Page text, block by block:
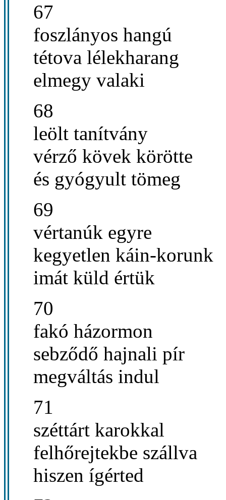
67
foszlányos hangú
tétova lélekharang
elmegy valaki
68
leölt tanítvány
vérző kövek körötte
és gyógyult tömeg
69
vértanúk egyre
kegyetlen káin-korunk
imát küld értük
70
fakó házormon
sebződő hajnali pír
megváltás indul
71
széttárt karokkal
felhőrejtekbe szállva
hiszen ígérted